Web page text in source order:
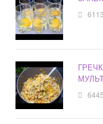
6113
6445